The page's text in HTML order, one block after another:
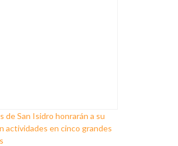
de San Isidro honrarán a su
actividades en cinco grandes